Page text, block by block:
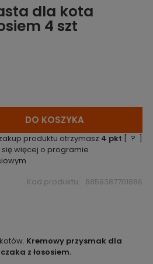
dla kota
4 szt
DO KOSZYKA
produktu otrzymasz 4 pkt [ ? ]
więcej o programie
Kod produktu: 8859387701886
Kremowy przysmak dla
z łososiem.